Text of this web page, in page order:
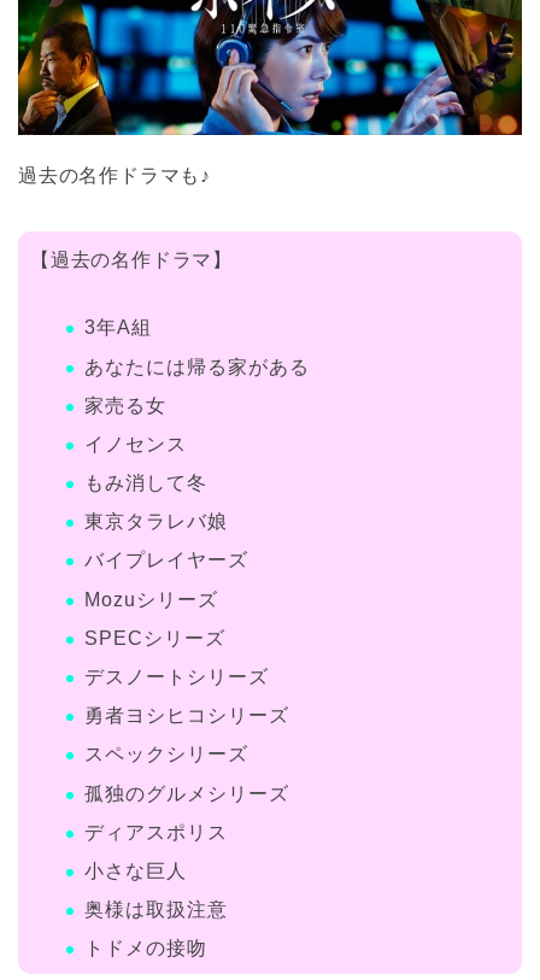
過去の名作ドラマも♪
【過去の名作ドラマ】
3年A組
あなたには帰る家がある
家売る女
イノセンス
もみ消して冬
東京タラレバ娘
バイプレイヤーズ
Mozuシリーズ
SPECシリーズ
デスノートシリーズ
勇者ヨシヒコシリーズ
スペックシリーズ
孤独のグルメシリーズ
ディアスポリス
小さな巨人
奥様は取扱注意
トドメの接吻